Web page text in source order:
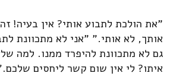
"את הולכת לתבוע אותי? אין בעיה!
אותך, לא אותי." "אני לא מתכוונת
גם לא מתכוונת להיפרד ממנו. למה
איתו? לי אין שום קשר ליחסים